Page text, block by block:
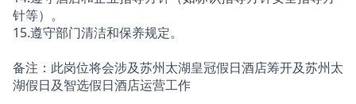
针等）。
15.遵守部门清洁和保养规定。
备注：此岗位将会涉及苏州太湖皇冠假日酒店筹开及苏州太
湖假日及智选假日酒店运营工作